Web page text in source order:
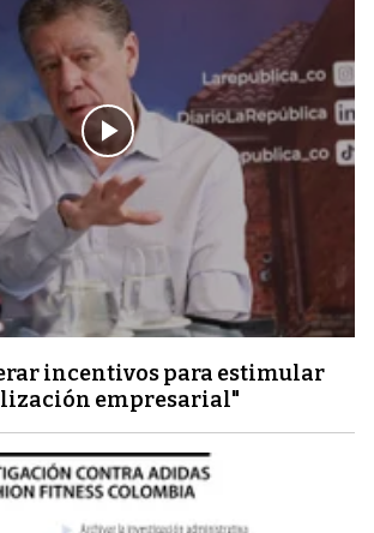
incentivos para estimular
empresarial"